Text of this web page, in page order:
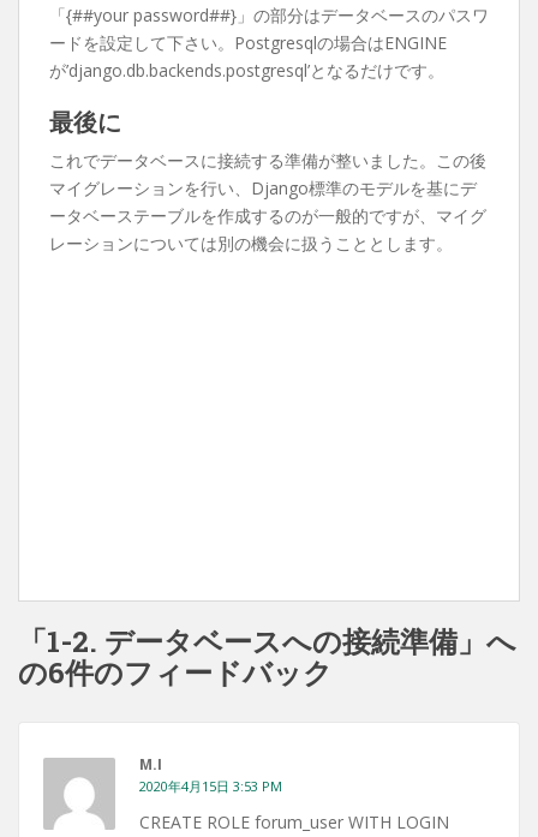
「{##your password##}」の部分はデータベースのパスワ
ードを設定して下さい。Postgresqlの場合はENGINE
が’django.db.backends.postgresql’となるだけです。
最後に
これでデータベースに接続する準備が整いました。この後
マイグレーションを行い、Django標準のモデルを基にデ
ータベーステーブルを作成するのが一般的ですが、マイグ
レーションについては別の機会に扱うこととします。
「1-2. データベースへの接続準備」へ
の6件のフィードバック
M.I
2020年4月15日 3:53 PM
CREATE ROLE forum_user WITH LOGIN